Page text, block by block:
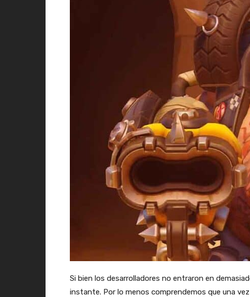
Si bien los desarrolladores no entraron en
instante. Por lo menos comprendemos que una